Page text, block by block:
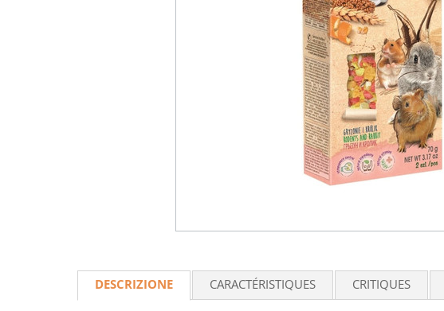
DESCRIZIONE CARACTÉRISTIQUES CRITIQUES